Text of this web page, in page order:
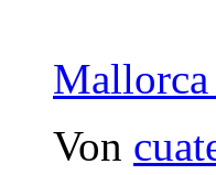
Mallorca
Von